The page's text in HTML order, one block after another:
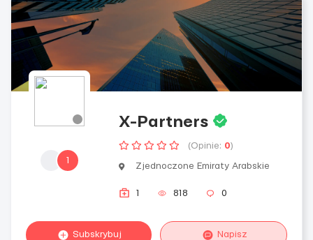
1
X-Partners
(Opinie: 0)
Zjednoczone Emiraty Arabskie
1 818 0
Subskrybuj Napisz